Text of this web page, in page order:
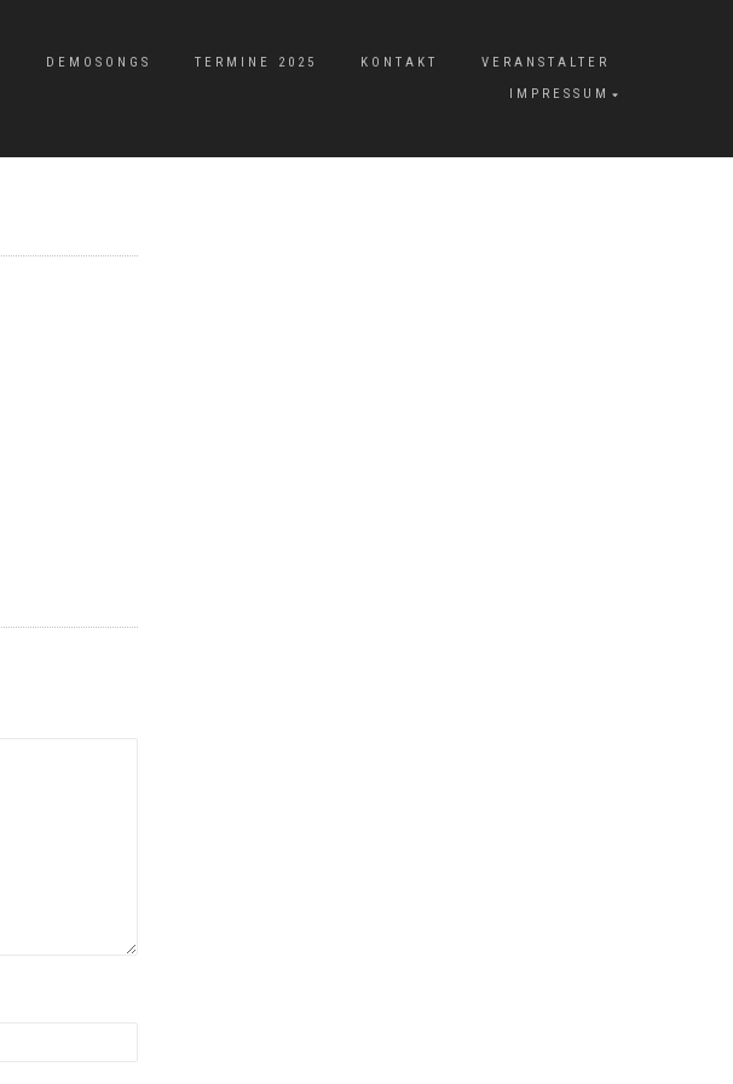
DEMOSONGS TERMINE 2025 KONTAKT
VERANSTALTER
IMPRESSUM